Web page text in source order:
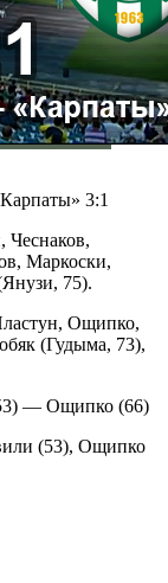
3:1
Чеснаков,
Маркоски,
75).
Ощипко,
(Гудыма, 73),
— Ощипко (66)
(53), Ощипко